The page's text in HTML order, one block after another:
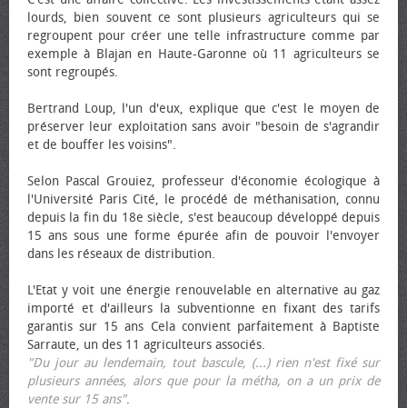
lourds, bien souvent ce sont plusieurs agriculteurs qui se
regroupent pour créer une telle infrastructure comme par
exemple à Blajan en Haute-Garonne où 11 agriculteurs se
sont regroupés.
Bertrand Loup, l'un d'eux, explique que c'est le moyen de
préserver leur exploitation sans avoir "besoin de s'agrandir
et de bouffer les voisins".
Selon Pascal Grouiez, professeur d'économie écologique à
l'Université Paris Cité, le procédé de méthanisation, connu
depuis la fin du 18e siècle, s'est beaucoup développé depuis
15 ans sous une forme épurée afin de pouvoir l'envoyer
dans les réseaux de distribution.
L'Etat y voit une énergie renouvelable en alternative au gaz
importé et d'ailleurs la subventionne en fixant des tarifs
garantis sur 15 ans Cela convient parfaitement à Baptiste
Sarraute, un des 11 agriculteurs associés.
"Du jour au lendemain, tout bascule, (...) rien n'est fixé sur
plusieurs années, alors que pour la métha, on a un prix de
vente sur 15 ans".